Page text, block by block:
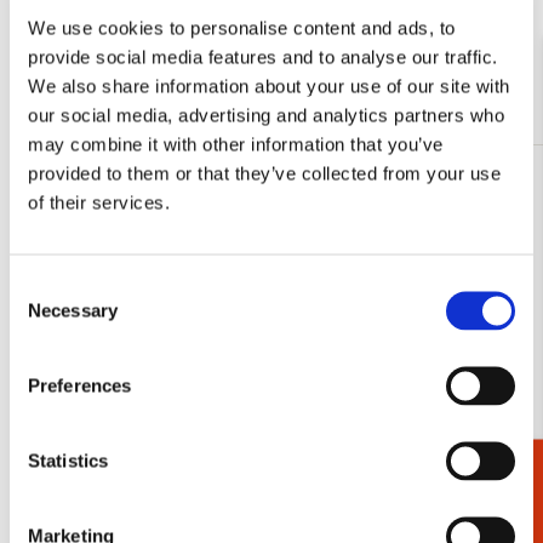
We use cookies to personalise content and ads, to
provide social media features and to analyse our traffic.
We also share information about your use of our site with
our social media, advertising and analytics partners who
may combine it with other information that you’ve
provided to them or that they’ve collected from your use
of their services.
Selection
Necessary
Preferences
Statistics
Marketing
Bekijk alles van Gerrit Rietveld
Meer van Rietveld Schröderhuis
Cadeaukiezer